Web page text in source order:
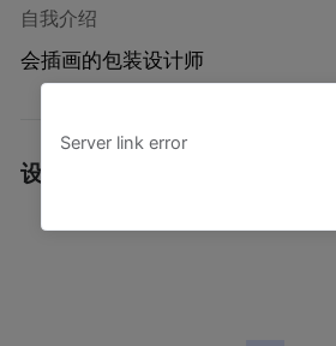
自我介绍
会插画的包装设计师
设计作品
Server link error